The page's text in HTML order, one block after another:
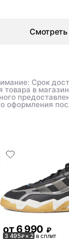
Срок
товара в
оформления
от 6 990 ₽
3 495₽× 2 в сплит